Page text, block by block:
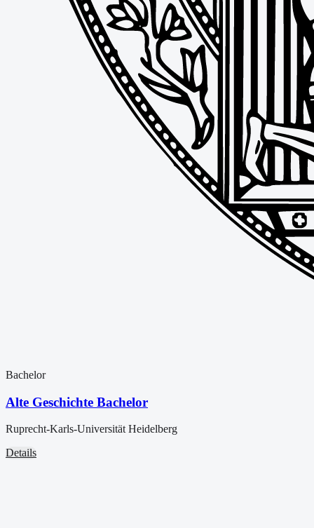
Bachelor
Alte Geschichte Bachelor
Ruprecht-Karls-Universität Heidelberg
Details